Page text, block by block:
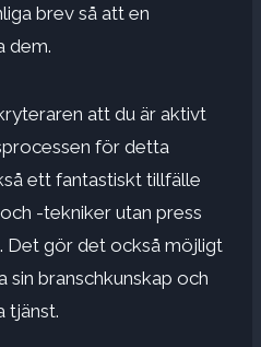
brev så att en
dem.
att du är aktivt
för detta
ett fantastiskt tillfälle
-tekniker utan press
Det gör det också möjligt
sin branschkunskap och
tjänst.